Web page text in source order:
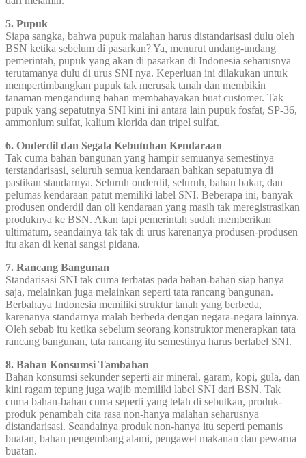
5. Pupuk
Siapa sangka, bahwa pupuk malahan harus distandarisasi dulu oleh
BSN ketika sebelum di pasarkan? Ya, menurut undang-undang
pemerintah, pupuk yang akan di pasarkan di Indonesia seharusnya
terutamanya dulu di urus SNI nya. Keperluan ini dilakukan untuk
mempertimbangkan pupuk tak merusak tanah dan membikin
tanaman mengandung bahan membahayakan buat customer. Tak
pupuk yang sepatutnya SNI kini ini antara lain pupuk fosfat, SP-36,
ammonium sulfat, kalium klorida dan tripel sulfat.
6. Onderdil dan Segala Kebutuhan Kendaraan
Tak cuma bahan bangunan yang hampir semuanya semestinya
terstandarisasi, seluruh semua kendaraan bahkan sepatutnya di
pastikan standarnya. Seluruh onderdil, seluruh, bahan bakar, dan
pelumas kendaraan patut memiliki label SNI. Beberapa ini, banyak
produsen onderdil dan oli kendaraan yang masih tak meregistrasikan
produknya ke BSN. Akan tapi pemerintah sudah memberikan
ultimatum, seandainya tak tak di urus karenanya produsen-produsen
itu akan di kenai sangsi pidana.
7. Rancang Bangunan
Standarisasi SNI tak cuma terbatas pada bahan-bahan siap hanya
saja, melainkan juga melainkan seperti tata rancang bangunan.
Berbahaya Indonesia memiliki struktur tanah yang berbeda,
karenanya standarnya malah berbeda dengan negara-negara lainnya.
Oleh sebab itu ketika sebelum seorang konstruktor menerapkan tata
rancang bangunan, tata rancang itu semestinya harus berlabel SNI.
8. Bahan Konsumsi Tambahan
Bahan konsumsi sekunder seperti air mineral, garam, kopi, gula, dan
kini ragam tepung juga wajib memiliki label SNI dari BSN. Tak
cuma bahan-bahan cuma seperti yang telah di sebutkan, produk-
produk penambah cita rasa non-hanya malahan seharusnya
distandarisasi. Seandainya produk non-hanya itu seperti pemanis
buatan, bahan pengembang alami, pengawet makanan dan pewarna
buatan.